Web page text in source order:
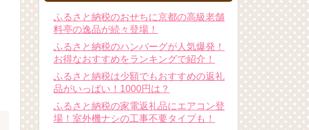
ふるさと納税のおせちに京都の高級老舗
料亭の逸品が続々登場！
ふるさと納税のハンバーグが人気爆発！
お得なおすすめをランキングで紹介！
ふるさと納税は少額でもおすすめの返礼
品がいっぱい！1000円は？
ふるさと納税の家電返礼品にエアコン登
場！室外機ナシの工事不要タイプも！